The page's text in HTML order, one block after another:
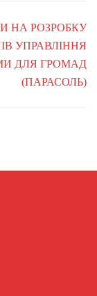
НА РОЗРОБКУ
УПРАВЛІННЯ
ДЛЯ ГРОМАД
(ПАРАСОЛЬ)